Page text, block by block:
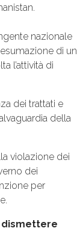
nazionale
di un
l’attività di
dei trattati e
della
violazione dei
dei
per
dismettere